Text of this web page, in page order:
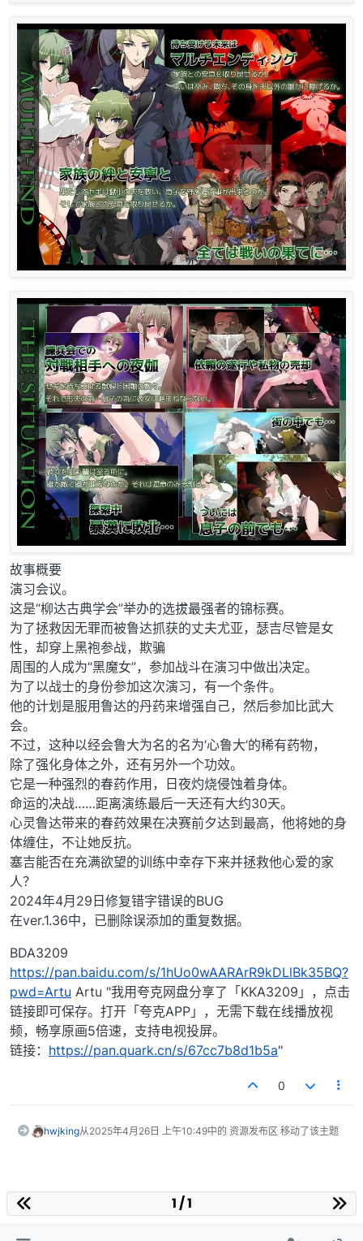
故事概要
演习会议。
这是“柳达古典学会”举办的选拔最强者的锦标赛。
为了拯救因无罪而被鲁达抓获的丈夫尤亚，瑟吉尽管是女
性，却穿上黑袍参战，欺骗
周围的人成为“黑魔女”，参加战斗在演习中做出决定。
为了以战士的身份参加这次演习，有一个条件。
他的计划是服用鲁达的丹药来增强自己，然后参加比武大
会。
不过，这种以经会鲁大为名的名为‘心鲁大’的稀有药物，
除了强化身体之外，还有另外一个功效。
它是一种强烈的春药作用，日夜灼烧侵蚀着身体。
命运的决战……距离演练最后一天还有大约30天。
心灵鲁达带来的春药效果在决赛前夕达到最高，他将她的身
体缠住，不让她反抗。
塞吉能否在充满欲望的训练中幸存下来并拯救他心爱的家
人？
2024年4月29日修复错字错误的BUG
在ver.1.36中，已删除误添加的重复数据。
BDA3209
https://pan.baidu.com/s/1hUo0wAARArR9kDLlBk35BQ?
pwd=Artu Artu "我用夸克网盘分享了「KKA3209」，点击
链接即可保存。打开「夸克APP」，无需下载在线播放视
频，畅享原画5倍速，支持电视投屏。
链接： https://pan.quark.cn/s/67cc7b8d1b5a"
0
hwjking从2025年4月26日 上午10:49中的 资源发布区 移动了该主题
1 / 1